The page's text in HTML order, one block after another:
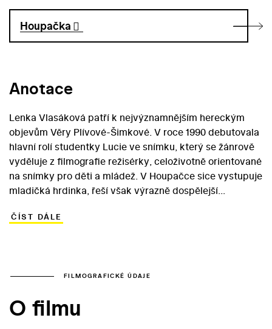
Houpačka
Anotace
Lenka Vlasáková patří k nejvýznamnějším hereckým
objevům Věry Plívové-Šimkové. V roce 1990 debutovala
hlavní rolí studentky Lucie ve snímku, který se žánrově
vyděluje z filmografie režisérky, celoživotně orientované
na snímky pro děti a mládež. V Houpačce sice vystupuje
mladičká hrdinka, řeší však výrazně dospělejší
Gymnazistka Lucie otěhotněla se spolužákem, který
zaznívá naléhavý apel proti potratům. Vedle Vlasákové
především Zuzana Stivínová v roli kamarádky Anduly.
ČÍST DÁLE
FILMOGRAFICKÉ ÚDAJE
O filmu